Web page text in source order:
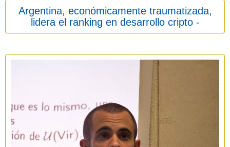
Argentina, económicamente traumatizada,
lidera el ranking en desarrollo cripto -